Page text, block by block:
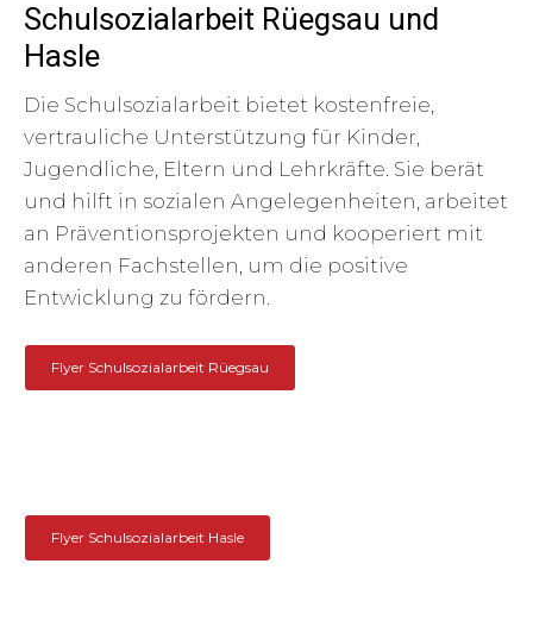
Schulsozialarbeit Rüegsau und
Hasle
Die Schulsozialarbeit bietet kostenfreie,
vertrauliche Unterstützung für Kinder,
Jugendliche, Eltern und Lehrkräfte. Sie berät
und hilft in sozialen Angelegenheiten, arbeitet
an Präventionsprojekten und kooperiert mit
anderen Fachstellen, um die positive
Entwicklung zu fördern.
Flyer Schulsozialarbeit Rüegsau
Flyer Schulsozialarbeit Hasle